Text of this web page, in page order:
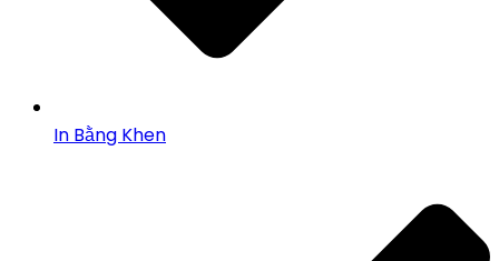
In Bằng Khen